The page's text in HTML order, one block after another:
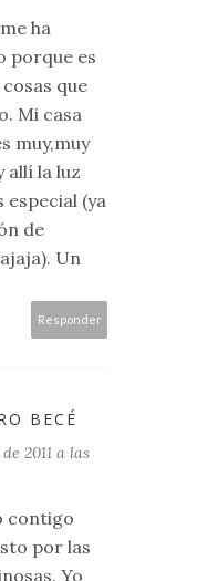
ha
porque es
que
Mi casa
muy,muy
allí la luz
especial (ya
de
Un
Responder
BECÉ
2011 a las
contigo
por las
Yo